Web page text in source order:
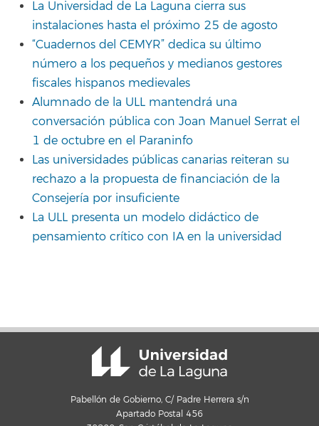
La Universidad de La Laguna cierra sus
instalaciones hasta el próximo 25 de agosto
“Cuadernos del CEMYR” dedica su último
número a los pequeños y medianos gestores
fiscales hispanos medievales
Alumnado de la ULL mantendrá una
conversación pública con Joan Manuel Serrat el
1 de octubre en el Paraninfo
Las universidades públicas canarias reiteran su
rechazo a la propuesta de financiación de la
Consejería por insuficiente
La ULL presenta un modelo didáctico de
pensamiento crítico con IA en la universidad
Pabellón de Gobierno, C/ Padre Herrera s/n
Apartado Postal 456